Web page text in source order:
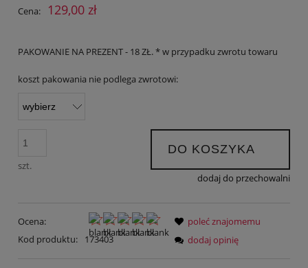
Cena: 129,00 zł
PAKOWANIE NA PREZENT - 18 ZŁ. * w przypadku zwrotu towaru
koszt pakowania nie podlega zwrotowi:
szt.
DO KOSZYKA
dodaj do przechowalni
Ocena:
Kod produktu:
173403
poleć znajomemu
dodaj opinię